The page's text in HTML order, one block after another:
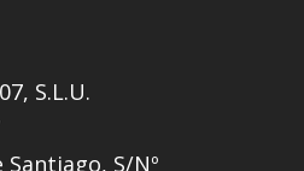
S.L.U.
S/Nº